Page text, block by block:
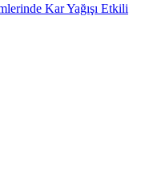
Kar Yağışı Etkili